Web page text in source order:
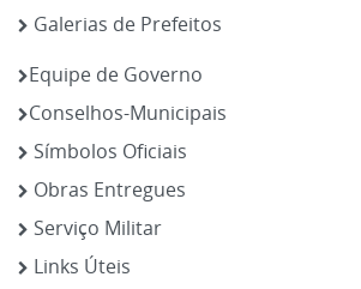
Galerias de Prefeitos
Equipe de Governo
Conselhos-Municipais
Símbolos Oficiais
Obras Entregues
Serviço Militar
Links Úteis